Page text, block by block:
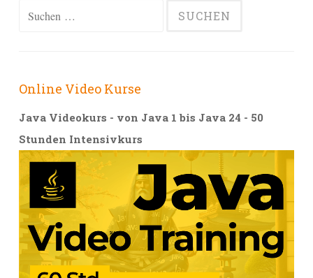
Suchen
Online Video Kurse
Java Videokurs - von Java 1 bis Java 24 - 50
Stunden Intensivkurs